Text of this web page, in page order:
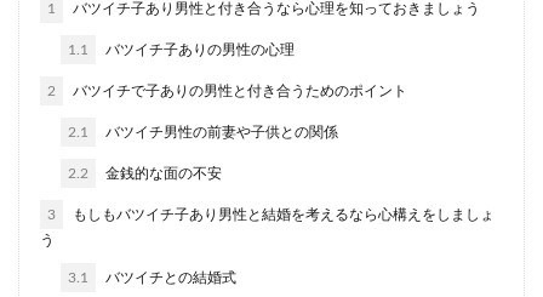
だときに考えるポイント
ら、彼がどうして旅行に誘ってきたのか理由も気
1 バツイチ子あり男性と付き合うなら心理を知っておきましょう
1.1 バツイチ子ありの男性の心理
2 バツイチで子ありの男性と付き合うためのポイント
2.1 バツイチ男性の前妻や子供との関係
2.2 金銭的な面の不安
3
もしもバツイチ子あり男性と結婚を考えるなら心構えをしましょ
う
3.1 バツイチとの結婚式